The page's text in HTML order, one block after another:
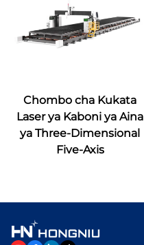
Chombo cha Kukata
Laser ya Kaboni ya Aina
ya Three-Dimensional
Five-Axis